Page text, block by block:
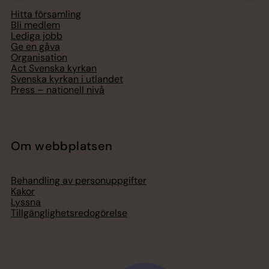
Hitta församling
Bli medlem
Lediga jobb
Ge en gåva
Organisation
Act Svenska kyrkan
Svenska kyrkan i utlandet
Press – nationell nivå
Om webbplatsen
Behandling av personuppgifter
Kakor
Lyssna
Tillgänglighetsredogörelse